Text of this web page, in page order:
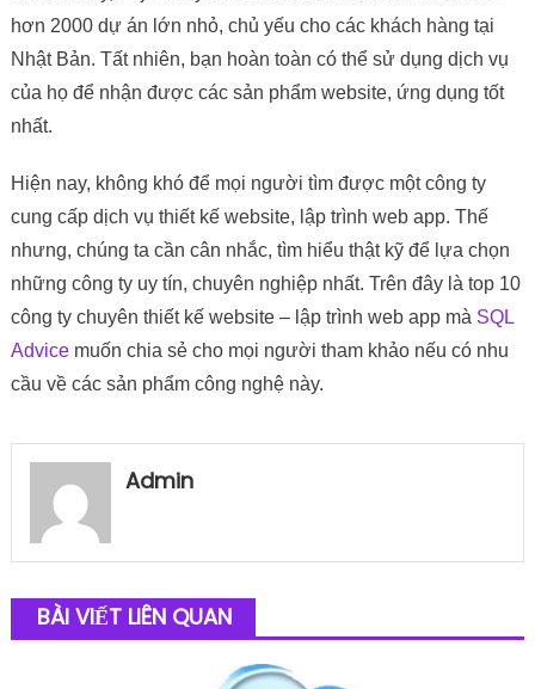
hơn 2000 dự án lớn nhỏ, chủ yếu cho các khách hàng tại
Nhật Bản. Tất nhiên, bạn hoàn toàn có thể sử dụng dịch vụ
của họ để nhận được các sản phẩm website, ứng dụng tốt
nhất.
Hiện nay, không khó để mọi người tìm được một công ty
cung cấp dịch vụ thiết kế website, lập trình web app. Thế
nhưng, chúng ta cần cân nhắc, tìm hiểu thật kỹ để lựa chọn
những công ty uy tín, chuyên nghiệp nhất. Trên đây là top 10
công ty chuyên thiết kế website – lập trình web app mà SQL
Advicemuốn chia sẻ cho mọi người tham khảo nếu có nhu
cầu về các sản phẩm công nghệ này.
Admin
BÀI VIẾT LIÊN QUAN